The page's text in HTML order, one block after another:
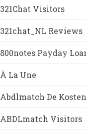
321Chat Visitors
321chat_NL Reviews
800notes Payday
À La Une
Abdlmatch De Kosten
ABDLmatch Visitors